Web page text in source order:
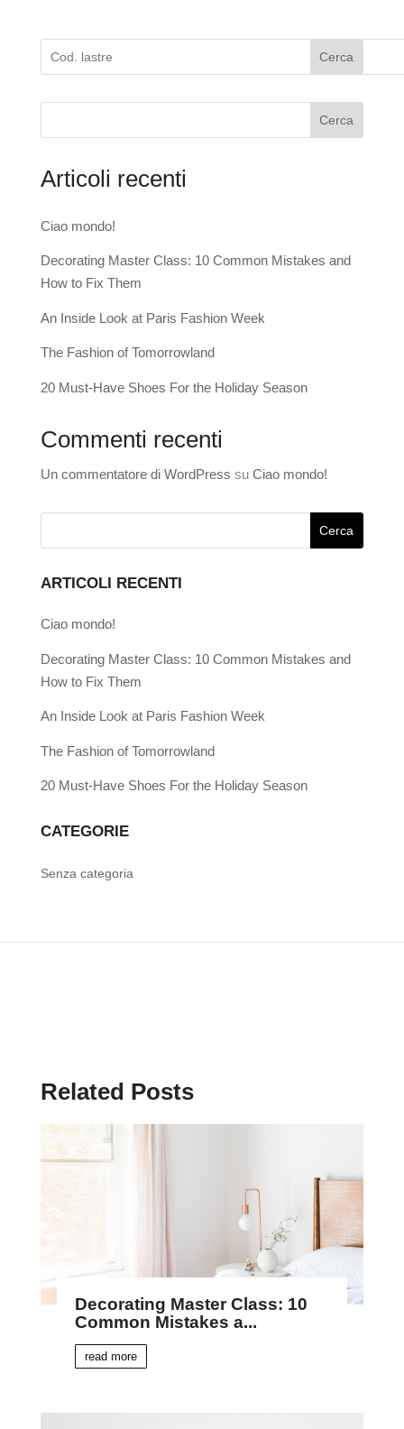
Cerca
Cerca
Articoli recenti
Ciao mondo!
Decorating Master Class: 10 Common Mistakes and
How to Fix Them
An Inside Look at Paris Fashion Week
The Fashion of Tomorrowland
20 Must-Have Shoes For the Holiday Season
Commenti recenti
Un commentatore di WordPress su Ciao mondo!
ARTICOLI RECENTI
Ciao mondo!
Decorating Master Class: 10 Common Mistakes and
How to Fix Them
An Inside Look at Paris Fashion Week
The Fashion of Tomorrowland
20 Must-Have Shoes For the Holiday Season
CATEGORIE
Senza categoria
Related Posts
Decorating Master Class: 10
Common Mistakes a...
read more